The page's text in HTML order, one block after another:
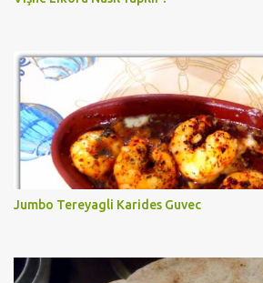
Jumbo Tereyagli Karides Guvec